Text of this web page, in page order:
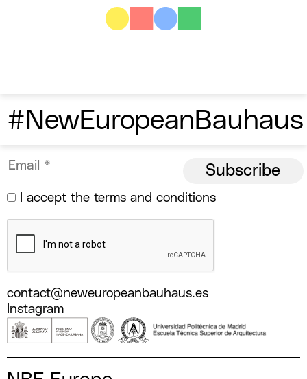
#NewEuropeanBauhaus
I accept the terms and conditions
contact@neweuropeanbauhaus.es
Instagram